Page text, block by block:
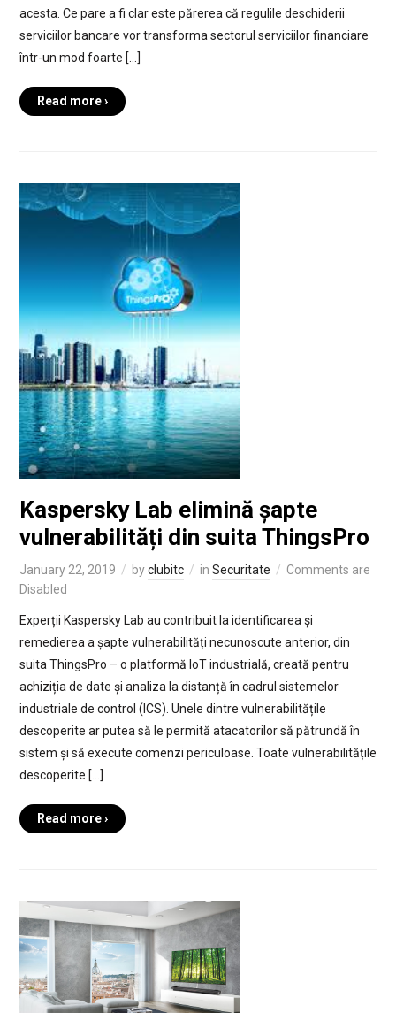
acesta. Ce pare a fi clar este părerea că regulile deschiderii
serviciilor bancare vor transforma sectorul serviciilor financiare
într-un mod foarte […]
Read more ›
Kaspersky Lab elimină șapte
vulnerabilități din suita ThingsPro
January 22, 2019 byclubitc in Securitate
Comments are
Disabled
Experții Kaspersky Lab au contribuit la identificarea și
remedierea a șapte vulnerabilități necunoscute anterior, din
suita ThingsPro – o platformă IoT industrială, creată pentru
achiziția de date și analiza la distanță în cadrul sistemelor
industriale de control (ICS). Unele dintre vulnerabilitățile
descoperite ar putea să le permită atacatorilor să pătrundă în
sistem și să execute comenzi periculoase. Toate vulnerabilitățile
descoperite […]
Read more ›